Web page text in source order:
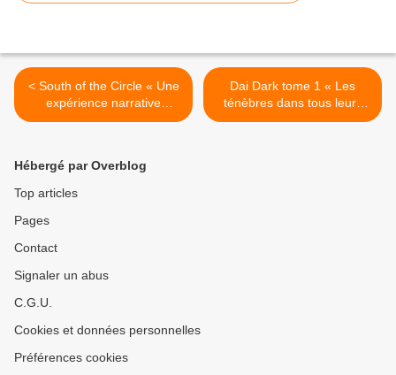
< South of the Circle « Une
expérience narrative
haletante »
Dai Dark tome 1 « Les
ténèbres dans tous leurs
états ! » >
Hébergé par Overblog
Top articles
Pages
Contact
Signaler un abus
C.G.U.
Cookies et données personnelles
Préférences cookies